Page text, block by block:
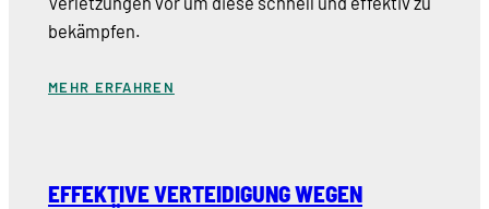
bekämpfen.
MEHR ERFAHREN
EFFEKTIVE VERTEIDIGUNG WEGEN